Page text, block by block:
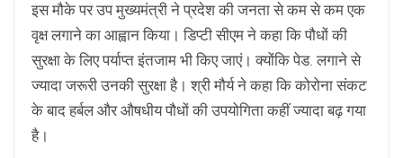
इस मौके पर उप मुख्यमंत्री ने प्रदेश की जनता से कम से कम एक
वृक्ष लगाने का आह्वान किया। डिप्टी सीएम ने कहा कि पौधों की
सुरक्षा के लिए पर्याप्त इंतजाम भी किए जाएं। क्योंकि पेड. लगाने से
ज्यादा जरूरी उनकी सुरक्षा है। श्री मौर्य ने कहा कि कोरोना संकट
के बाद हर्बल और औषधीय पौधों की उपयोगिता कहीं ज्यादा बढ़ गया
है।